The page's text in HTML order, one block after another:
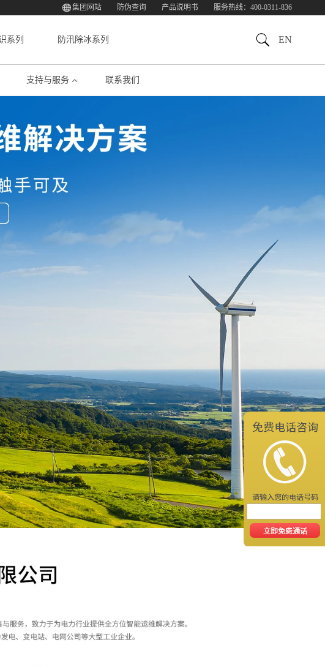
集团网站 防伪查询 产品说明书 服务热线：400-0311-836
系列 防汛除冰系列 EN
支持与服务 联系我们